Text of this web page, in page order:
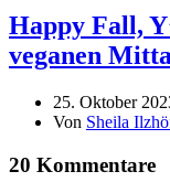
Happy Fall,
veganen
25. Oktober
Von Sheila
20 Kommentare